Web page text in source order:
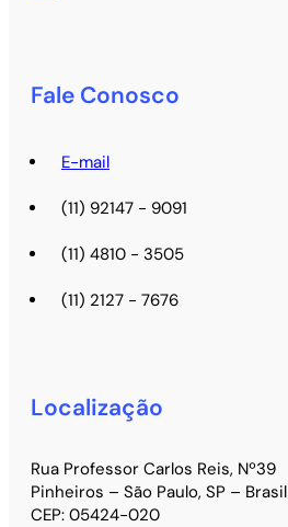
Fale Conosco
E-mail
(11) 92147 - 9091
(11) 4810 - 3505
(11) 2127 - 7676
Localização
Rua Professor Carlos Reis, Nº39
Pinheiros – São Paulo, SP – Brasil
CEP: 05424-020